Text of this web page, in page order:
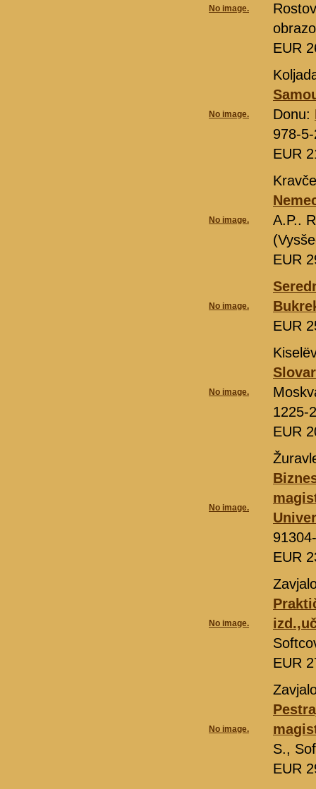
No image.
EUR
No image.
Donu:
978-
EUR
No image.
A.P..
EUR
No image.
EUR
No image.
1225-2
EUR
No image.
EUR
No image.
EUR
No image.
S.,
EUR